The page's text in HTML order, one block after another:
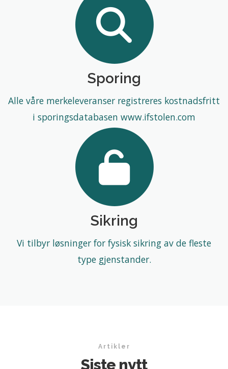
Sporing
Alle våre merkeleveranser registreres kostnadsfritt
i sporingsdatabasen www.ifstolen.com
Sikring
Vi tilbyr løsninger for fysisk sikring av de fleste
type gjenstander.
Artikler
Siste nytt